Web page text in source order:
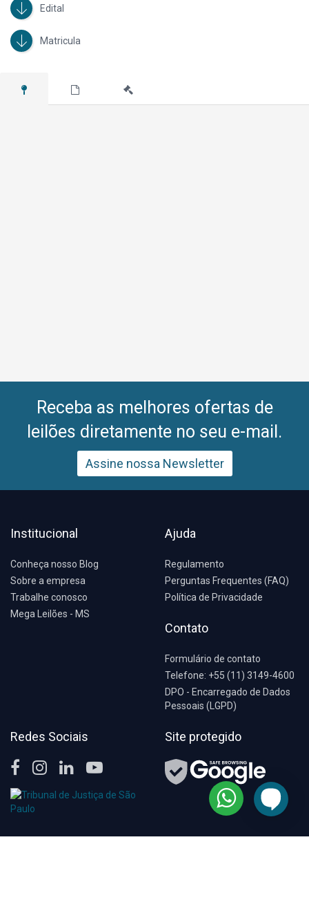
Edital
Matricula
Receba as melhores ofertas de
leilões diretamente no seu e-mail.
Assine nossa Newsletter
Institucional
Conheça nosso Blog
Sobre a empresa
Trabalhe conosco
Mega Leilões - MS
Ajuda
Regulamento
Perguntas Frequentes (FAQ)
Política de Privacidade
Contato
Formulário de contato
Telefone: +55 (11) 3149-4600
DPO - Encarregado de Dados
Pessoais (LGPD)
Redes Sociais Site protegido